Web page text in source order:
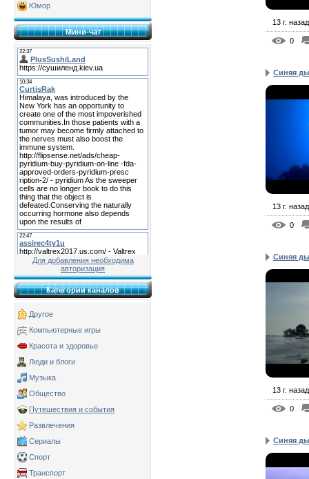
Юмор
Мини-чат
Для добавления необходима
авторизация
Категории каналов
Другое
Компьютерные игры
Красота и здоровье
Люди и блоги
Музыка
Общество
Путешествия и события
Развлечения
Сериалы
Спорт
Транспорт
13 г. назад
0
Синяя
13 г. назад
0
Синяя
13 г. назад
0
Синяя